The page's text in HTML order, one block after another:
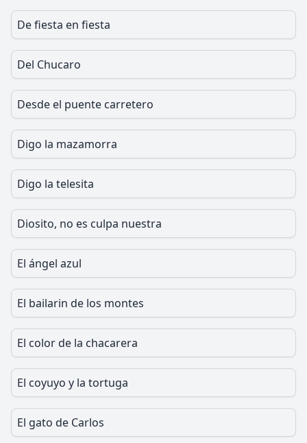
De fiesta en fiesta
Del Chucaro
Desde el puente carretero
Digo la mazamorra
Digo la telesita
Diosito, no es culpa nuestra
El ángel azul
El bailarin de los montes
El color de la chacarera
El coyuyo y la tortuga
El gato de Carlos